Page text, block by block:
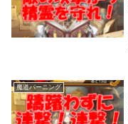
魔道バーニング